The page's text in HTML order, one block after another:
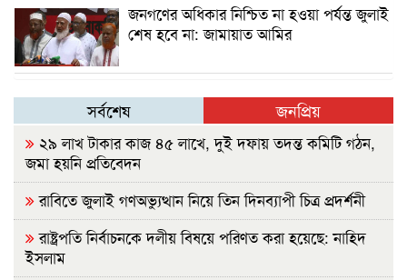
জনগণের অধিকার নিশ্চিত না হওয়া পর্যন্ত জুলাই
শেষ হবে না: জামায়াত আমির
সর্বশেষ জনপ্রিয়
২৯ লাখ টাকার কাজ ৪৫ লাখে, দুই দফায় তদন্ত কমিটি গঠন,
জমা হয়নি প্রতিবেদন
রাবিতে জুলাই গণঅভ্যুত্থান নিয়ে তিন দিনব্যাপী চিত্র প্রদর্শনী
রাষ্ট্রপতি নির্বাচনকে দলীয় বিষয়ে পরিণত করা হয়েছে: নাহিদ
ইসলাম